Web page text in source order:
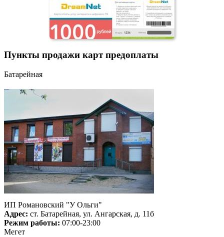
Пункты продажи карт предоплаты
Батарейная
ИП Романовский "У Ольги"
Адрес: ст. Батарейная, ул. Ангарская, д. 11б
Режим работы: 07:00-23:00
Мегет